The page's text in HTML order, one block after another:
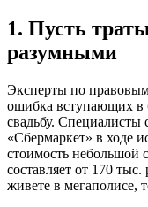
1. Пусть
разумными
Эксперты по правовым
ошибка вступающих в
свадьбу. Специалисты
«Сбермаркет» в ходе
стоимость небольшой
составляет от 170
живете в мегаполисе,